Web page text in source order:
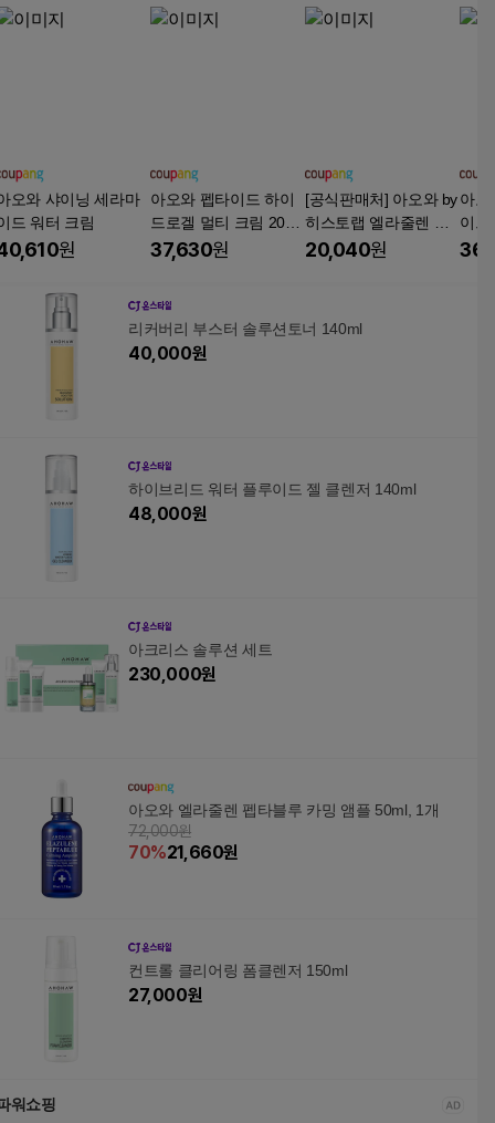
오와 샤이닝 세라마
드 워터 크림
원
아오와 펩타이드 하이
드로겔 멀티 크림 200g
1개
37,630원
[공식판매처] 아오와 by
히스토랩 엘라줄렌 펩
타블루 항노화 크림
20,040원
아오
이드
샘플
리커버리 부스터 솔루션토너 140ml
40,000원
하이브리드 워터 플루이드 젤 클렌저 140ml
48,000원
아크리스 솔루션 세트
230,000원
아오와 엘라줄렌 펩타블루 카밍 앰플 50ml, 1개
72,000원
70%21,660원
컨트롤 클리어링 폼클렌저 150ml
27,000원
워쇼핑